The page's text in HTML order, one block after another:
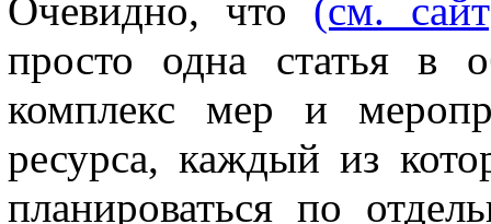
Очевидно, что (см.
просто одна статья в
комплекс мер и
ресурса, каждый из
планироваться по